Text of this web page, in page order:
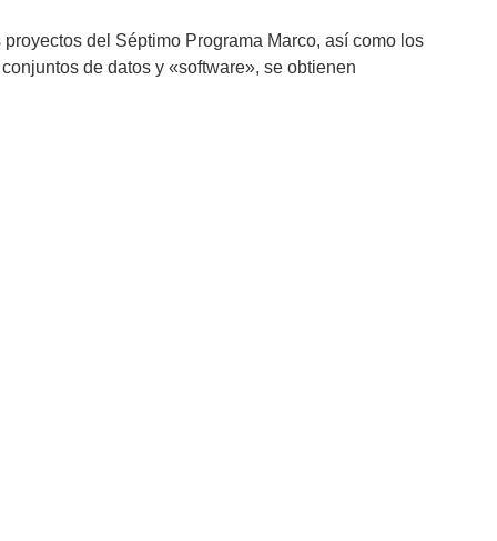
del Séptimo Programa Marco, así como los
de datos y «software», se obtienen